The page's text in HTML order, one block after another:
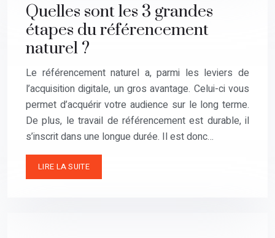
Quelles sont les 3 grandes
étapes du référencement
naturel ?
Le référencement naturel a, parmi les leviers de
l’acquisition digitale, un gros avantage. Celui-ci vous
permet d’acquérir votre audience sur le long terme.
De plus, le travail de référencement est durable, il
s’inscrit dans une longue durée. Il est donc…
LIRE LA SUITE